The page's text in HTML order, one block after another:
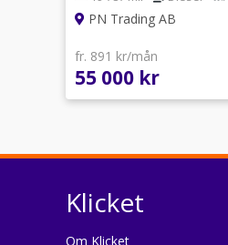
PN Trading AB
fr. 891 kr/mån
55 000 kr
Klicket
Om Klicket